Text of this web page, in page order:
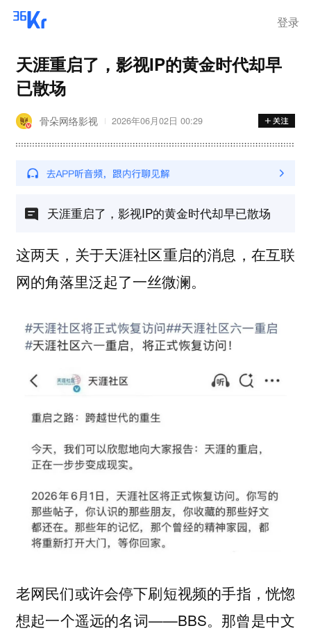
登录
天涯重启了，影视IP的黄金时代却早
已散场
骨朵网络影视 2026年06月02日 00:29
天涯重启了，影视IP的黄金时代却早已散场
这两天，关于天涯社区重启的消息，在互联
网的角落里泛起了一丝微澜。
老网民们或许会停下刷短视频的手指，恍惚
想起一个遥远的名词——BBS。那曾是中文